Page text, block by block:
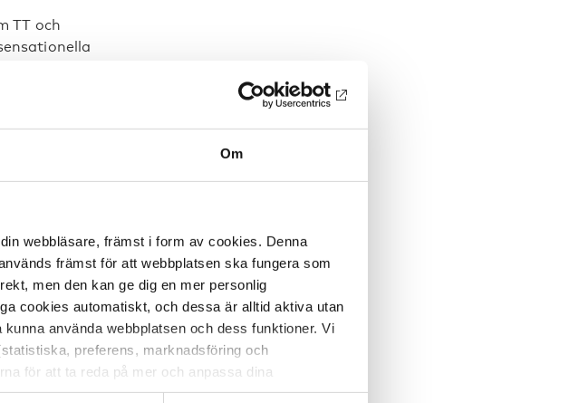
Om
webbläsare, främst i form av cookies. Denna
främst för att webbplatsen ska fungera som
men den kan ge dig en mer personlig
cookies automatiskt, och dessa är alltid aktiva utan
använda webbplatsen och dess funktioner. Vi
preferens, marknadsföring och
för att ta reda på mer och anpassa dina
din upplevelse av webbplatsen och de tjänster
TT och
medier på
råder
alkoholläkare
(CAN) är
har lyckats
ett balanserat
Jag har